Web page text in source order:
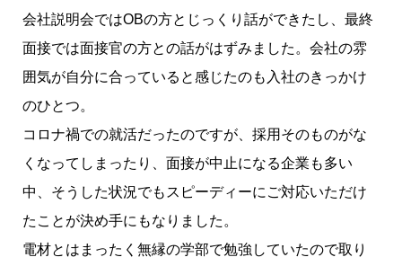
会社説明会ではOBの方とじっくり話ができたし、最終
面接では面接官の方との話がはずみました。会社の雰
囲気が自分に合っていると感じたのも入社のきっかけ
のひとつ。
コロナ禍での就活だったのですが、採用そのものがな
くなってしまったり、面接が中止になる企業も多い
中、そうした状況でもスピーディーにご対応いただけ
たことが決め手にもなりました。
電材とはまったく無縁の学部で勉強していたので取り